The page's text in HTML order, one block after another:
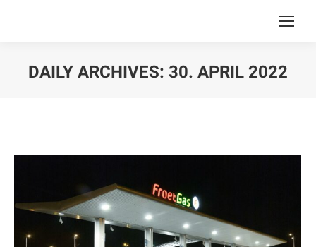
DAILY ARCHIVES: 30. APRIL 2022